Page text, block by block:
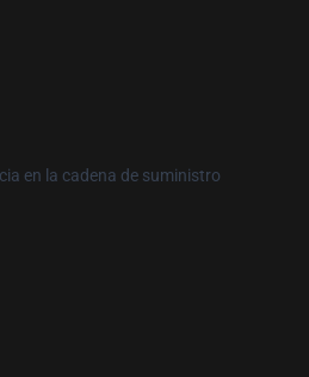
en la cadena de suministro